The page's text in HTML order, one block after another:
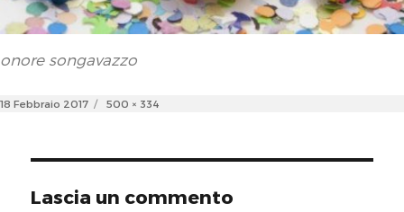
onore songavazzo
Posted
18 Febbraio 2017
Full
500 × 334
Lascia un commento